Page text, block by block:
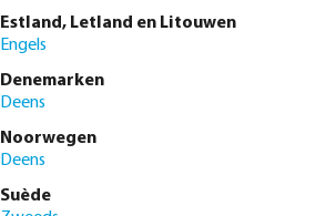
toenemende bezorgdheid over
met grillige weerpatronen en
een optimale oplossing zijn.
werkt als een buffer en zorgt ervoor
zelfs tijdens droge periodes door
Estland, Letland en Litouwen
Engels
Denemarken
Deens
Noorwegen
Deens
Suède